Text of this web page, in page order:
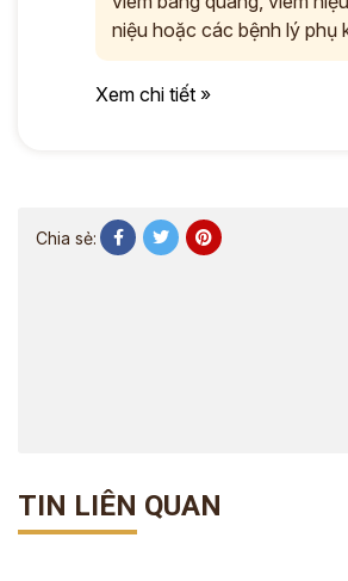
niệu hoặc các bệnh lý phụ
Xem chi tiết »
Chia sẻ:
TIN LIÊN QUAN